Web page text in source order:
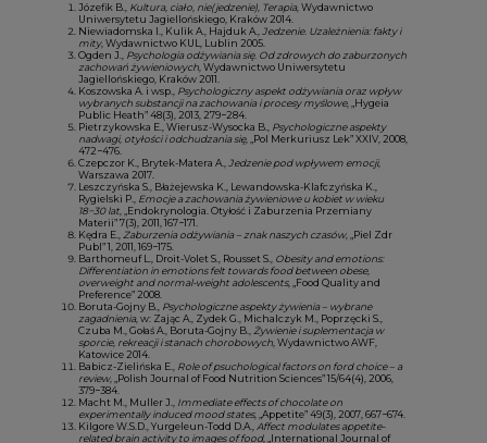
Józefik B., Kultura, ciało, nie(jedzenie), Terapia, Wydawnictwo
Uniwersytetu Jagiellońskiego, Kraków 2014.
Niewiadomska I., Kulik A., Hajduk A.,Jedzenie. Uzależnienia: fakty i
mity, Wydawnictwo KUL, Lublin 2005.
Ogden J., Psychologia odżywiania się. Od zdrowych do zaburzonych
zachowań żywieniowych, Wydawnictwo Uniwersytetu
Jagiellońskiego, Kraków 2011.
Koszowska A. i wsp., Psychologiczny aspekt odżywiania oraz wpływ
wybranych substancji na zachowania i procesy myślowe, „Hygeia
Public Heath” 48(3), 2013, 279−284.
Pietrzykowska E., Wierusz-Wysocka B., Psychologiczne aspekty
nadwagi, otyłości i odchudzania się, „Pol Merkuriusz Lek” XXIV, 2008,
472−476.
Czepczor K., Brytek-Matera A.,Jedzenie pod wpływem emocji,
Warszawa 2017.
Leszczyńska S., Błażejewska K., Lewandowska-Klafczyńska K.,
Rygielski P., Emocje a zachowania żywieniowe u kobiet w wieku
18−30 lat, „Endokrynologia. Otyłość i Zaburzenia Przemiany
Materii” 7(3), 2011, 167−171.
Kędra E.,Zaburzenia odżywiania – znak naszych czasów, „Piel Zdr
Publ” 1, 2011, 169−175.
Barthomeuf L., Droit-Volet S., Rousset S., Obesity and emotions:
Differentiation in emotions felt towards food between obese,
overweight and normal-weight adolescents, „Food Quality and
Preference” 2008.
Boruta-Gojny B., Psychologiczne aspekty żywienia – wybrane
zagadnienia, w: Zając A., Zydek G., Michalczyk M., Poprzęcki S.,
Czuba M., Gołaś A., Boruta-Gojny B.,Żywienie i suplementacja w
sporcie, rekreacji i stanach chorobowych, Wydawnictwo AWF,
Katowice 2014.
Babicz-Zielińska E., Role of psuchological factors on ford choice – a
review, „Polish Journal of Food Nutrition Sciences” 15/64(4), 2006,
379−384.
Macht M., Muller J., Immediate effects of chocolate on
experimentally induced mood states, „Appetite” 49(3), 2007, 667−674.
Kilgore W.S.D., Yurgeleun-Todd D.A.,Affect modulates appetite-
related brain activity to images of food, „International Journal of